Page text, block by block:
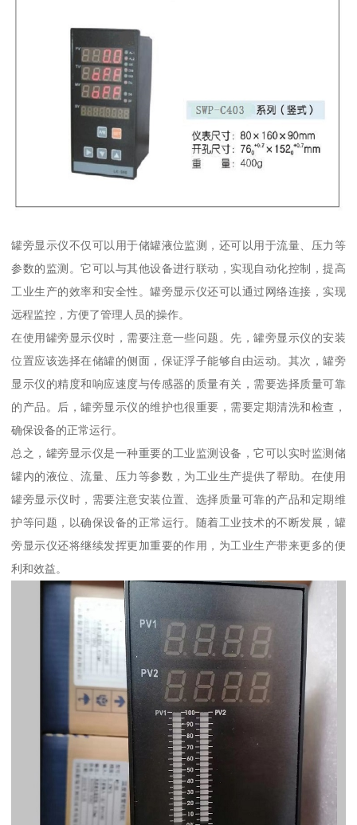
罐旁显示仪不仅可以用于储罐液位监测，还可以用于流量、压力等
参数的监测。它可以与其他设备进行联动，实现自动化控制，提高
工业生产的效率和安全性。罐旁显示仪还可以通过网络连接，实现
远程监控，方便了管理人员的操作。
在使用罐旁显示仪时，需要注意一些问题。先，罐旁显示仪的安装
位置应该选择在储罐的侧面，保证浮子能够自由运动。其次，罐旁
显示仪的精度和响应速度与传感器的质量有关，需要选择质量可靠
的产品。后，罐旁显示仪的维护也很重要，需要定期清洗和检查，
确保设备的正常运行。
总之，罐旁显示仪是一种重要的工业监测设备，它可以实时监测储
罐内的液位、流量、压力等参数，为工业生产提供了帮助。在使用
罐旁显示仪时，需要注意安装位置、选择质量可靠的产品和定期维
护等问题，以确保设备的正常运行。随着工业技术的不断发展，罐
旁显示仪还将继续发挥更加重要的作用，为工业生产带来更多的便
利和效益。